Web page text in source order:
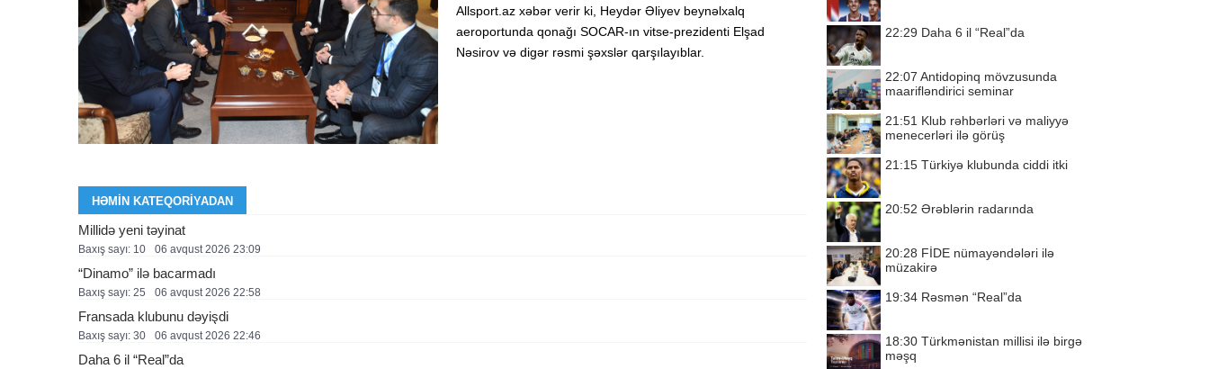
Allsport.az xəbər verir ki, Heydər Əliyev beynəlxalq
aeroportunda qonağı SOCAR-ın vitse-prezidenti Elşad
Nəsirov və digər rəsmi şəxslər qarşılayıblar.
HƏMIN KATEQORIYADAN
Millidə yeni təyinat
Baxış sayı: 10 06 avqust 2026 23:09
“Dinamo” ilə bacarmadı
Baxış sayı: 25 06 avqust 2026 22:58
Fransada klubunu dəyişdi
Baxış sayı: 30 06 avqust 2026 22:46
Daha 6 il “Real”da
22:29 Daha 6 il “Real”da
22:07 Antidopinq mövzusunda
maarifləndirici seminar
21:51 Klub rəhbərləri və maliyyə
menecerləri ilə görüş
21:15 Türkiyə klubunda ciddi itki
20:52 Ərəblərin radarında
20:28 FİDE nümayəndələri ilə
müzakirə
19:34 Rəsmən “Real”da
18:30 Türkmənistan millisi ilə birgə
məşq